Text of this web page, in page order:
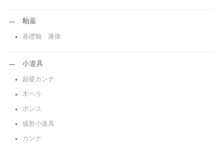
釉薬
基礎釉 液体
小道具
超硬カンナ
木ベラ
ポンス
成形小道具
カンナ